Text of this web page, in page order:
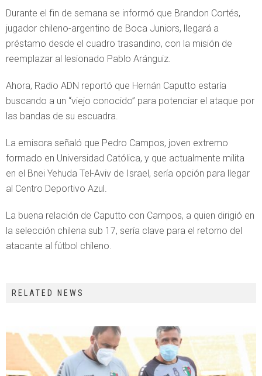
Durante el fin de semana se informó que Brandon Cortés,
jugador chileno-argentino de Boca Juniors, llegará a
préstamo desde el cuadro trasandino, con la misión de
reemplazar al lesionado Pablo Aránguiz.
Ahora, Radio ADN reportó que Hernán Caputto estaría
buscando a un “viejo conocido” para potenciar el ataque por
las bandas de su escuadra.
La emisora señaló que Pedro Campos, joven extremo
formado en Universidad Católica, y que actualmente milita
en el Bnei Yehuda Tel-Aviv de Israel, sería opción para llegar
al Centro Deportivo Azul.
La buena relación de Caputto con Campos, a quien dirigió en
la selección chilena sub 17, sería clave para el retorno del
atacante al fútbol chileno.
RELATED NEWS